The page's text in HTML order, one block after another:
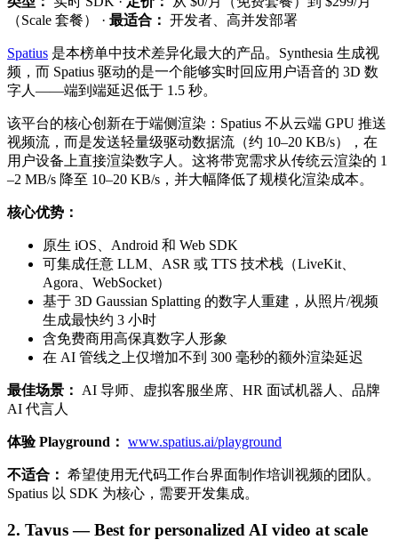
（Scale 套餐） · 最适合： 开发者、高并发部署
Spatius 是本榜单中技术差异化最大的产品。Synthesia 生成视
频，而 Spatius 驱动的是一个能够实时回应用户语音的 3D 数
字人——端到端延迟低于 1.5 秒。
该平台的核心创新在于端侧渲染：Spatius 不从云端 GPU 推送
视频流，而是发送轻量级驱动数据流（约 10–20 KB/s），在
用户设备上直接渲染数字人。这将带宽需求从传统云渲染的 1
–2 MB/s 降至 10–20 KB/s，并大幅降低了规模化渲染成本。
核心优势：
原生 iOS、Android 和 Web SDK
可集成任意 LLM、ASR 或 TTS 技术栈（LiveKit、
Agora、WebSocket）
基于 3D Gaussian Splatting 的数字人重建，从照片/视频
生成最快约 3 小时
含免费商用高保真数字人形象
在 AI 管线之上仅增加不到 300 毫秒的额外渲染延迟
最佳场景：
AI 导师、虚拟客服坐席、HR 面试机器人、品牌
AI 代言人
体验 Playground： www.spatius.ai/playground
不适合： 希望使用无代码工作台界面制作培训视频的团队。
Spatius 以 SDK 为核心，需要开发集成。
2. Tavus — Best for personalized AI video at scale